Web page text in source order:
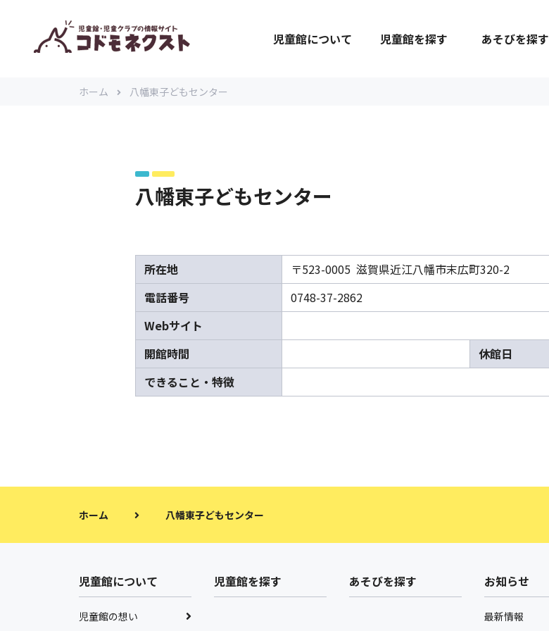
児童館について 児童館を探す あそびを探す
ホーム 八幡東子どもセンター
八幡東子どもセンター
所在地
〒523-0005 滋賀県近江八幡市末広町320-2
電話番号
0748-37-2862
Webサイト
開館時間
休館日
できること・特徴
ホーム 八幡東子どもセンター
児童館について
児童館の想い
児童館を探す あそびを探す お知らせ
最新情報